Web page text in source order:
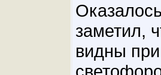
заметил,
видны